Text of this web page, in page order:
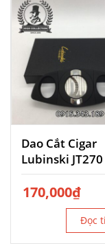
Dao Cắt Cigar
Lubinski JT270
170,000₫
Đọc